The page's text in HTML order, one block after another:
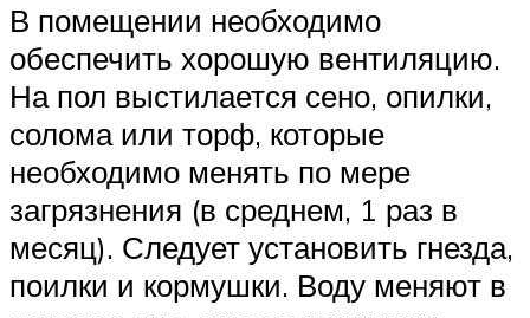
В помещении необходимо
обеспечить хорошую вентиляцию.
На пол выстилается сено, опилки,
солома или торф, которые
необходимо менять по мере
загрязнения (в среднем, 1 раз в
месяц). Следует установить гнезда,
поилки и кормушки. Воду меняют в